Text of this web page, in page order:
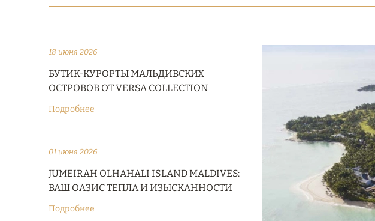
18 июня 2026
БУТИК-КУРОРТЫ МАЛЬДИВСКИХ
ОСТРОВОВ ОТ VERSA COLLECTION
Подробнее
01 июня 2026
JUMEIRAH OLHAHALI ISLAND MALDIVES:
ВАШ ОАЗИС ТЕПЛА И ИЗЫСКАННОСТИ
Подробнее